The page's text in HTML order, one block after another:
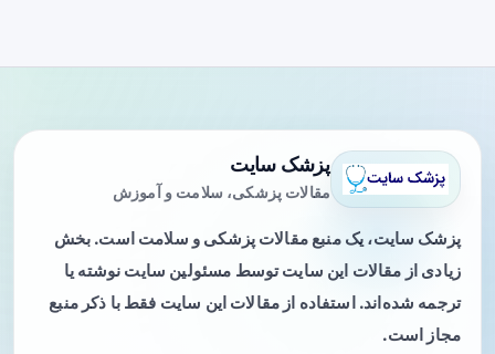
پزشک سایت
مقالات پزشکی، سلامت و آموزش
پزشک سایت، یک منبع مقالات پزشکی و سلامت است. بخش
زیادی از مقالات این سایت توسط مسئولین سایت نوشته یا
ترجمه شده‌اند. استفاده از مقالات این سایت فقط با ذکر منبع
مجاز است.